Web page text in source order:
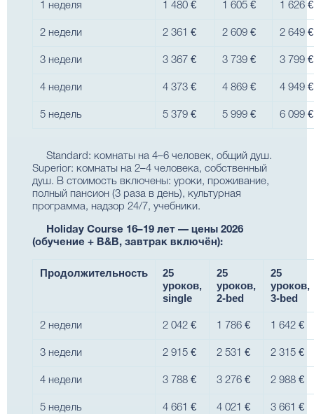
1 неделя 1 480 € 1 605 € 1 626 €
2 недели 2 361 € 2 609 € 2 649 €
3 недели 3 367 € 3 739 € 3 799 €
4 недели 4 373 € 4 869 € 4 949 €
5 недель 5 379 € 5 999 € 6 099 €
Standard: комнаты на 4–6 человек, общий душ.
Superior: комнаты на 2–4 человека, собственный
душ. В стоимость включены: уроки, проживание,
полный пансион (3 раза в день), культурная
программа, надзор 24/7, учебники.
Holiday Course 16–19 лет — цены 2026
(обучение + B&B, завтрак включён):
Продолжительность
25
уроков,
single
25
уроков,
2-bed
25
уроков,
3-bed
2 недели 2 042 € 1 786 € 1 642 €
3 недели 2 915 € 2 531 € 2 315 €
4 недели 3 788 € 3 276 € 2 988 €
5 недель 4 661 € 4 021 € 3 661 €